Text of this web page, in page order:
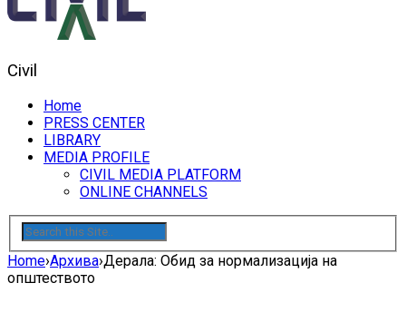
Civil
Home
PRESS CENTER
LIBRARY
MEDIA PROFILE
CIVIL MEDIA PLATFORM
ONLINE CHANNELS
Home›Архива›Дерала: Обид за нормализација на
општеството